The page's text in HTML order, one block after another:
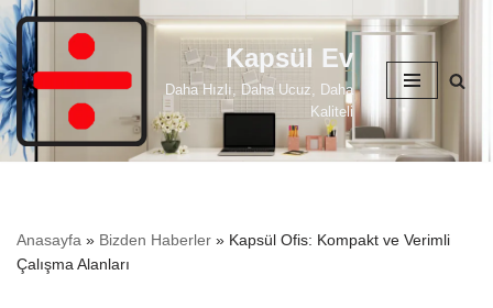
İçeriğe
geç
Kapsül Ev
Daha Hızlı, Daha Ucuz, Daha
Kaliteli
Anasayfa » Bizden Haberler » Kapsül Ofis: Kompakt ve Verimli
Çalışma Alanları